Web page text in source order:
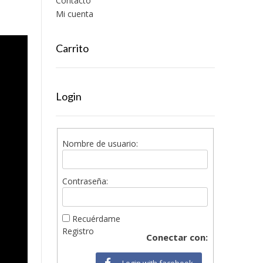
Mi cuenta
Carrito
Login
Nombre de usuario:
Contraseña:
Recuérdame
Conectar con:
Registro